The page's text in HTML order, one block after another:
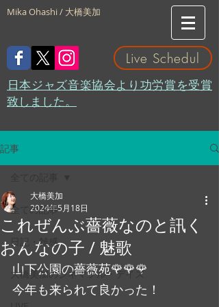
Mika Ohashi / 大橋美加
Live Schedul
​日本ジャズ音楽協会より功労賞を受賞
致しました。
記事
全ての記事
日記・雑感
大橋美加のシネマフル・デイズ
これぜんぶ薔薇なのと訊く
おんなの子 / 魅歌
大橋美加
2024年5月18日
山下公園の薔薇苑🌹🌹🌹
今年も来られて良かった！